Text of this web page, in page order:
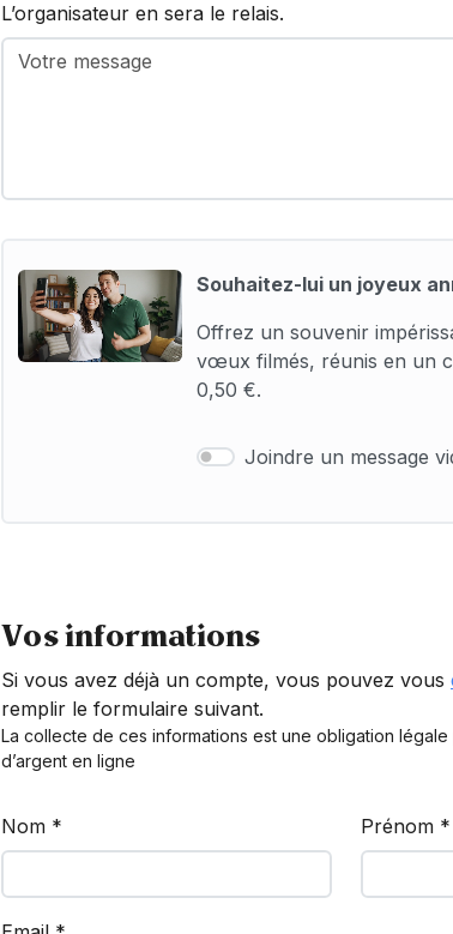
L’organisateur en sera le relais.
Souhaitez-lui un joyeux
Offrez un souvenir
vœux filmés, réunis en un
0,50 €.
Joindre un message
Vos informations
Si vous avez déjà un compte, vous pouvez vous
remplir le formulaire suivant.
La collecte de ces informations est une obligation
d’argent en ligne
Nom * Prénom *